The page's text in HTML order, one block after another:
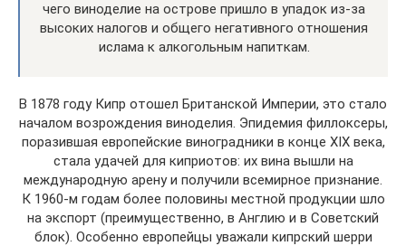
чего виноделие на острове пришло в упадок из-за
высоких налогов и общего негативного отношения
ислама к алкогольным напиткам.
В 1878 году Кипр отошел Британской Империи, это стало
началом возрождения виноделия. Эпидемия филлоксеры,
поразившая европейские виноградники в конце XIX века,
стала удачей для киприотов: их вина вышли на
международную арену и получили всемирное признание.
К 1960-м годам более половины местной продукции шло
на экспорт (преимущественно, в Англию и в Советский
блок). Особенно европейцы уважали кипрский шерри